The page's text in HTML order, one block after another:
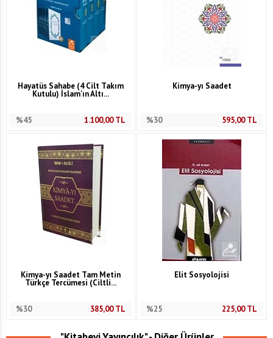
Hayatüs Sahabe (4 Cilt Takım
Kutulu) İslam'ın Altı...
%45 1.100,00TL
Kimya-yı Saadet
%30 595,00TL
Kimya-yı Saadet Tam Metin
Türkçe Tercümesi (Ciltli...
%30 385,00TL
Elit Sosyolojisi
%25 225,00TL